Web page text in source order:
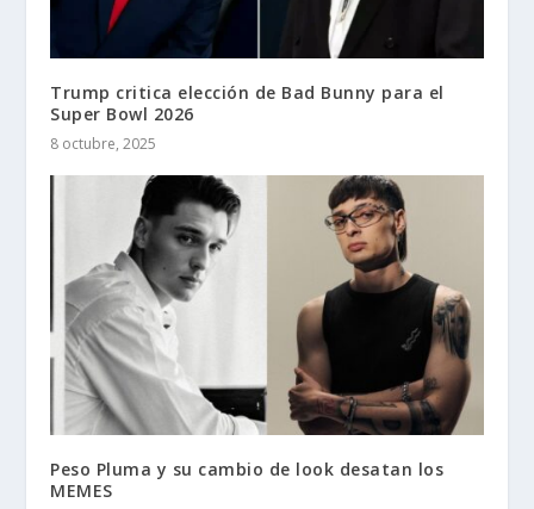
Trump critica elección de Bad Bunny para el
Super Bowl 2026
8 octubre, 2025
Peso Pluma y su cambio de look desatan los
MEMES